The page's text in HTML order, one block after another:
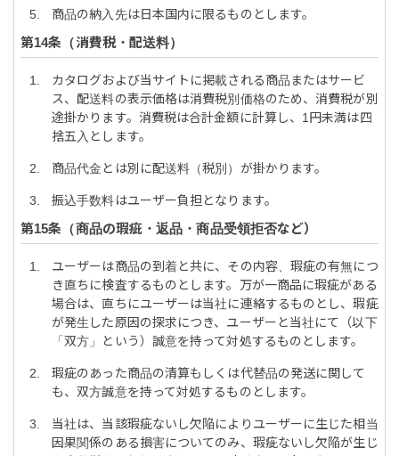
商品の納入先は日本国内に限るものとします。
消費税・配送料
カタログおよび当サイトに掲載される商品またはサービ
ス、配送料の表示価格は消費税別価格のため、消費税が別
途掛かります。消費税は合計金額に計算し、1円未満は四
捨五入とします。
商品代金とは別に配送料（税別）が掛かります。
振込手数料はユーザー負担となります。
商品の瑕疵・返品・商品受領拒否など
ユーザーは商品の到着と共に、その内容、瑕疵の有無につ
き直ちに検査するものとします。万が一商品に瑕疵がある
場合は、直ちにユーザーは当社に連絡するものとし、瑕疵
が発生した原因の探求につき、ユーザーと当社にて（以下
「双方」という）誠意を持って対処するものとします。
瑕疵のあった商品の清算もしくは代替品の発送に関して
も、双方誠意を持って対処するものとします。
当社は、当該瑕疵ないし欠陥によりユーザーに生じた相当
因果関係のある損害についてのみ、瑕疵ないし欠陥が生じ